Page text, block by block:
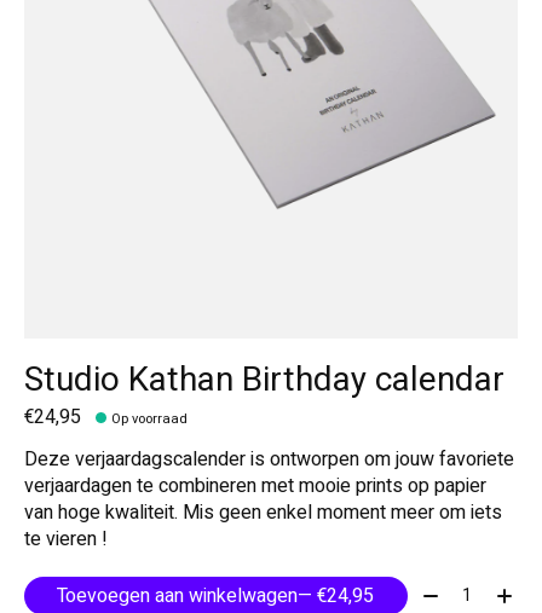
Studio Kathan Birthday calendar
€24,95 Op voorraad
Deze verjaardagscalender is ontworpen om jouw favoriete
verjaardagen te combineren met mooie prints op papier
van hoge kwaliteit. Mis geen enkel moment meer om iets
te vieren !
Toevoegen aan winkelwagen
— €24,95 Aantal: